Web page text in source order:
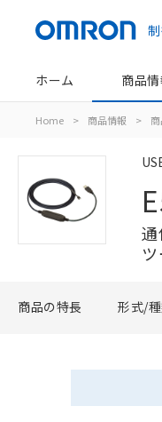
ホーム 商品
Home > 商品情報 >
商品の特長 形式/